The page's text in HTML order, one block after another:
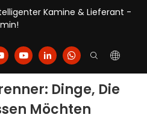
Kamine & Lieferant -
Dinge, Die
Möchten